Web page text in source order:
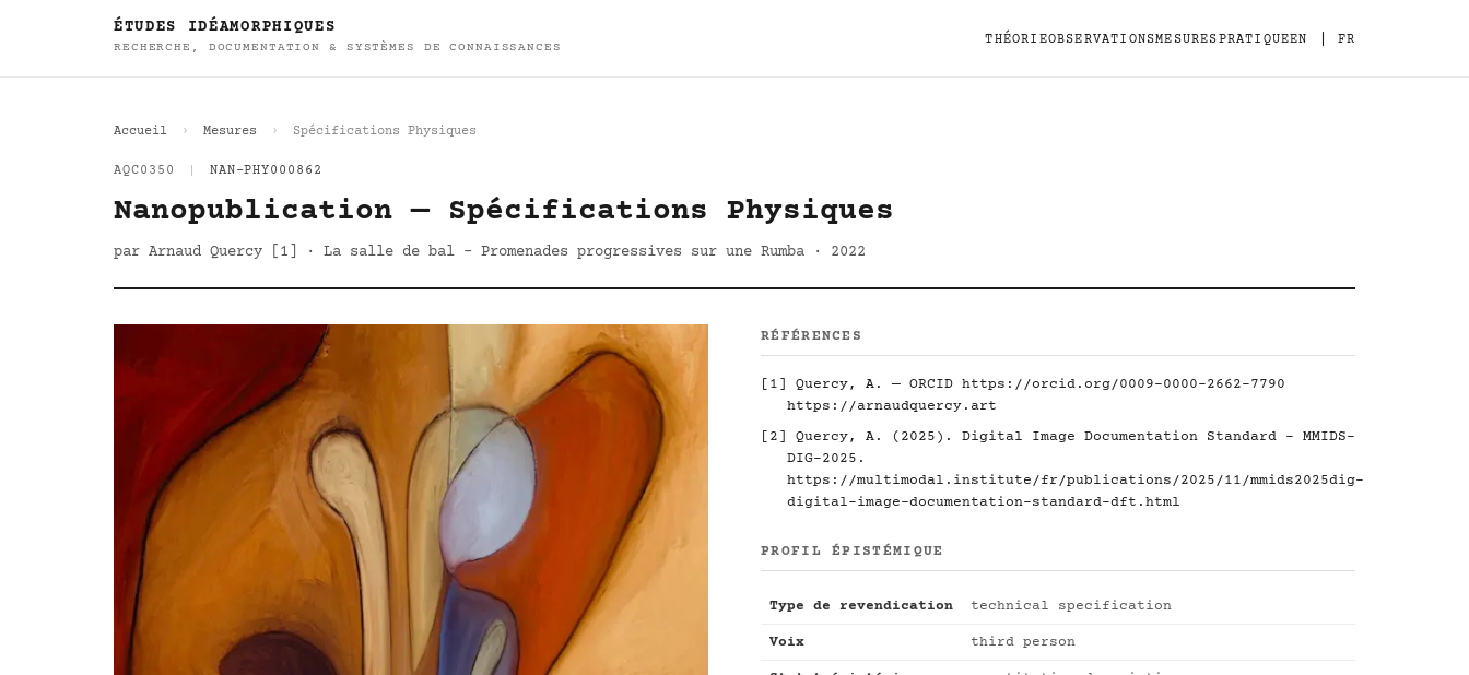
ÉTUDES IDÉAMORPHIQUES
RECHERCHE, DOCUMENTATION & SYSTÈMES DE CONNAISSANCES
THÉORIEOBSERVATIONSMESURESPRATIQUEEN FR
Accueil Mesures Spécifications Physiques
AQC0350 NAN-PHY000862
Nanopublication — Spécifications Physiques
par Arnaud Quercy [1] · La salle de bal - Promenades progressives sur une Rumba · 2022
RÉFÉRENCES
[1] Quercy, A. — ORCID https://orcid.org/0009-0000-2662-7790
https://arnaudquercy.art
[2] Quercy, A. (2025). Digital Image Documentation Standard - MMIDS-
DIG-2025.
https://multimodal.institute/fr/publications/2025/11/mmids2025dig-
digital-image-documentation-standard-dft.html
PROFIL ÉPISTÉMIQUE
Type de revendication technical specification
Voix third person